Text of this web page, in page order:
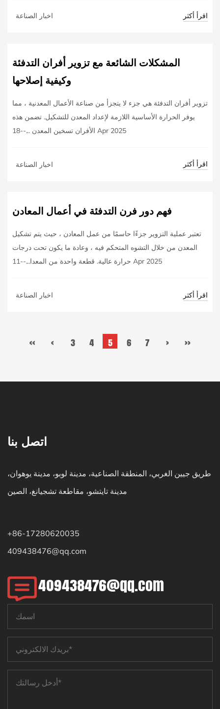
اخبار الصناعة اقرأ أكثر
المشكلات الشائعة مع تزوير أفران التدفئة
وكيفية إصلاحها
تزوير أفران التدفئة هي جزء لا يتجزأ من صناعة الأعمال المعدنية ، مما
يوفر الحرارة الأساسية اللازمة لإعداد المعدن للتشكيل. تضمن هذه
الأفران تسخين المعدن ...--18 Apr 2025
اخبار الصناعة اقرأ أكثر
فهم دور فرن التدفئة في أعمال المعادن
تعتبر عملية التزوير جزءًا حاسمًا من عمل المعادن ، حيث يتم تشكيل
المعدن من خلال التشوه المتحكم فيه ، وعادة ما يكون تحت درجات
حرارة عالية. قطعة واحدة من المعدا...--11 Apr 2025
اخبار الصناعة اقرأ أكثر
‹‹ ‹ 3 4 5 6 7 › ››
اتصل بنا
طريق جيين الغربي، المنطقة الصناعية، مدينة لوبو، مدينة يوهوان،
مدينة تايتشو، مقاطعة تشجيانغ، الصين
+86-17280620035
409438476@qq.com
409438476@qq.com